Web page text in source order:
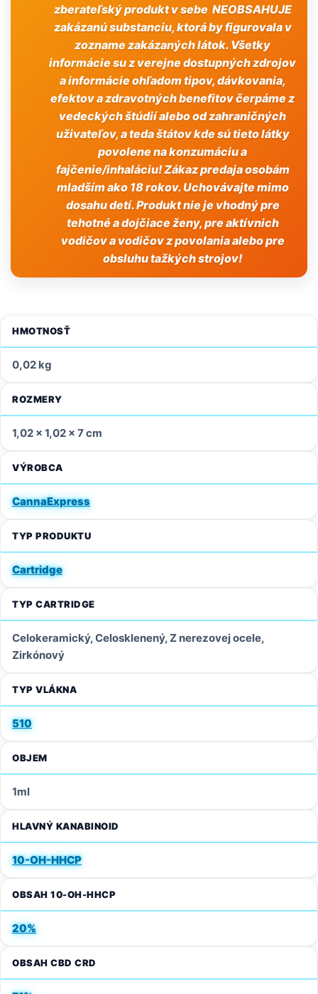
zberateľský produkt v sebe NEOBSAHUJE
zakázanú substanciu, ktorá by figurovala v
zozname zakázaných látok. Všetky
informácie su z verejne dostupných zdrojov
a informácie ohľadom tipov, dávkovania,
efektov a zdravotných benefitov čerpáme z
vedeckých štúdií alebo od zahraničných
uživateľov, a teda štátov kde sú tieto látky
povolene na konzumáciu a
fajčenie/inhaláciu! Zákaz predaja osobám
mladším ako 18 rokov. Uchovávajte mimo
dosahu detí. Produkt nie je vhodný pre
tehotné a dojčiace ženy, pre aktívnich
vodičov a vodičov z povolania alebo pre
obsluhu tažkých strojov!
HMOTNOSŤ
0,02 kg
ROZMERY
1,02 × 1,02 × 7 cm
VÝROBCA
CannaExpress
TYP PRODUKTU
Cartridge
TYP CARTRIDGE
Celokeramický, Celosklenený, Z nerezovej ocele,
Zirkónový
TYP VLÁKNA
510
OBJEM
1ml
HLAVNÝ KANABINOID
10-OH-HHCP
OBSAH 10-OH-HHCP
20%
OBSAH CBD CRD